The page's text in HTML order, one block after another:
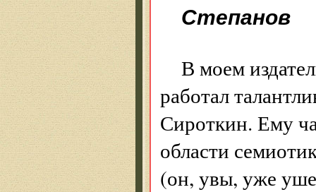
Степанов
В моем
работал
Сироткин. Ему
области
(он, увы, уже